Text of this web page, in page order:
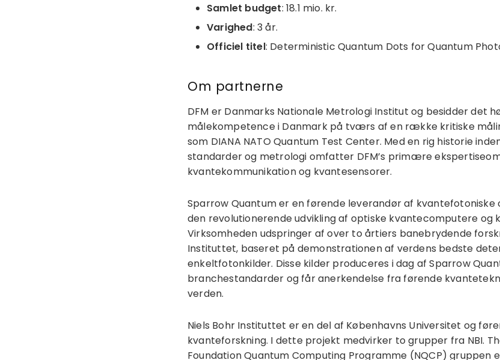
Samlet budget: 18.1 mio. kr.
Varighed: 3 år.
Officiel titel: Deterministic Quantum Dots for Quantum
Om partnerne
DFM er Danmarks Nationale Metrologi Institut og besidder det
målekompetence i Danmark på tværs af en række kritiske
som DIANA NATO Quantum Test Center. Med en rig historie
standarder og metrologi omfatter DFM’s primære
kvantekommunikation og kvantesensorer.
Sparrow Quantum er en førende leverandør af kvantefotoniske
den revolutionerende udvikling af optiske kvantecomputere og
Virksomheden udspringer af over to årtiers banebrydende
Instituttet, baseret på demonstrationen af verdens bedste
enkeltfotonkilder. Disse kilder produceres i dag af Sparrow
branchestandarder og får anerkendelse fra førende
verden.
Niels Bohr Instituttet er en del af Københavns Universitet og
kvanteforskning. I dette projekt medvirker to grupper fra NBI.
Foundation Quantum Computing Programme (NQCP) gruppen